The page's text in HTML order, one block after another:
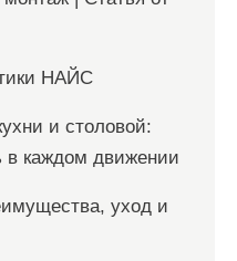
НАЙС
и столовой:
в каждом движении
уход и